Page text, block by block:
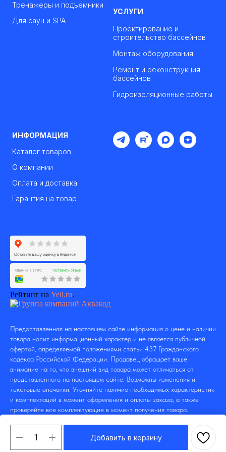
Добавить в корзину
Тренажеры и подъемники
Для саун и SPA
УСЛУГИ
Проектирование и
строительство бассейнов
Монтаж оборудования
Ремонт и реконструкция
бассейнов
Гидроизоляционные работы
ИНФОРМАЦИЯ
Каталог товаров
О компании
Оплата и доставка
Гарантия на товар
Рейтинг на Yell.ru.
Предоставленная на настоящем сайте информация о цене и наличии
товара носит информационный характер и не является публичной
офертой, определяемой положениями статьи 437 Гражданского
кодекса Российской Федерации. Продавец обращает ваше
внимание на то, что внешний вид товара может отличаться от
представленного на настоящем сайте. Возможны изменения и
текстовые опечатки. Уточняйте наличие необходимых характеристик
и комплектаций в момент оформления и оплаты заказа, а также
проверяйте все комплектующие в момент получения товара.